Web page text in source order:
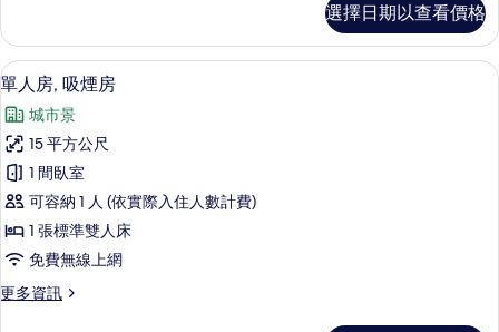
所
有
相
片
房,
非
吸
房
的
詳
情
選擇日期以查看價格
顯
示
單
人
房,
吸
煙
房
的
客房內保險箱、書桌、免費無線上網、
5
單人房, 吸煙房
城市景
15 平方公尺
1 間臥室
可容納 1 人 (依實際入住人數計費)
1 張標準雙人床
免費無線上網
更多資訊
更